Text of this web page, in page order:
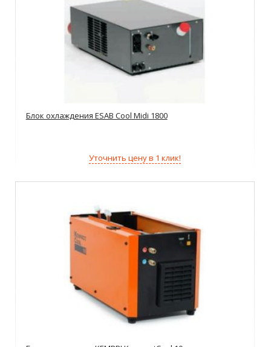
Блок охлаждения ESAB Cool Midi 1800
Уточнить цену в 1 клик!